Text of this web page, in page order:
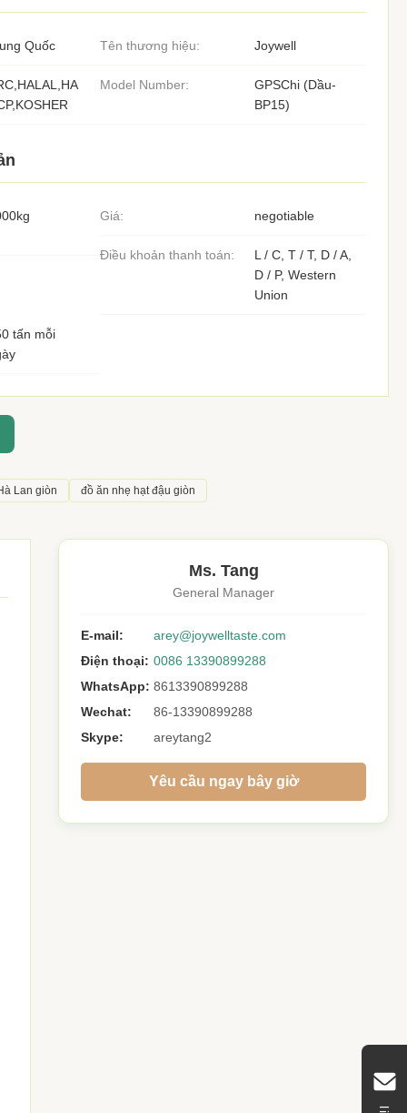
Quốc Tên thương hiệu: Joywell
Model Number:
GPSChi (Dầu-
BP15)
Giá: negotiable
Điều khoản thanh toán:
L / C, T / T, D / A,
D / P, Western
Union
tấn mỗi
Lan giòn đồ ăn nhẹ hạt đậu giòn
Ms. Tang
General Manager
E-mail:
arey@joywelltaste.com
Điện thoại: 0086 13390899288
WhatsApp: 8613390899288
Wechat:
86-13390899288
Skype:
areytang2
Yêu cầu ngay bây giờ